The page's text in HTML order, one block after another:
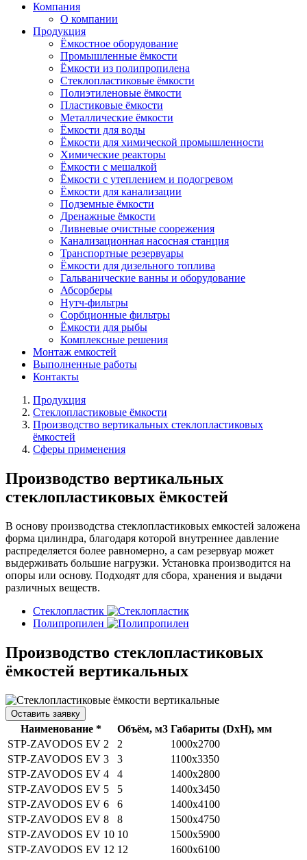
Компания
О компании
Продукция
Ёмкостное оборудование
Промышленные ёмкости
Ёмкости из полипропилена
Стеклопластиковые ёмкости
Полиэтиленовые ёмкости
Пластиковые ёмкости
Металлические ёмкости
Ёмкости для воды
Ёмкости для химической промышленности
Химические реакторы
Ёмкости с мешалкой
Ёмкости с утеплением и подогревом
Ёмкости для канализации
Подземные ёмкости
Дренажные ёмкости
Ливневые очистные соорежения
Канализационная насосная станция
Транспортные резервуары
Ёмкости для дизельного топлива
Гальванические ванны и оборудование
Абсорберы
Нутч-фильтры
Сорбционные фильтры
Ёмкости для рыбы
Комплексные решения
Монтаж емкостей
Выполненные работы
Контакты
Продукция
Стеклопластиковые ёмкости
Производство вертикальных стеклопластиковых
ёмкостей
Сферы применения
Производство вертикальных
стеклопластиковых ёмкостей
В основу производства стеклопластиковых емкостей заложена
форма цилиндра, благодаря которой внутреннее давление
распределяется более равномерно, а сам резервуар может
выдерживать большие нагрузки. Установка производится на
опоры или основу. Подходят для сбора, хранения и выдачи
различных веществ.
Стеклопластик
Полипропилен
Производство стеклопластиковых
ёмкостей вертикальных
Оставить заявку
Наименование * Объём, м3 Габариты (DхH), мм
STP-ZAVODOS EV 2
2
1000х2700
STP-ZAVODOS EV 3
3
1100x3350
STP-ZAVODOS EV 4
4
1400x2800
STP-ZAVODOS EV 5
5
1400х3450
STP-ZAVODOS EV 6
6
1400х4100
STP-ZAVODOS EV 8
8
1500х4750
STP-ZAVODOS EV 10 10
1500х5900
STP-ZAVODOS EV 12 12
1600х6100